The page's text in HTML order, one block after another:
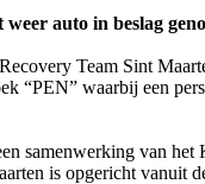
auto in beslag
Team Sint
“PEN” waarbij een
samenwerking van
is opgericht vanuit